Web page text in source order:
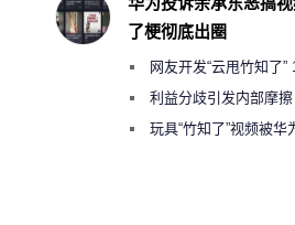
了梗彻底出圈
网友开发“云甩竹知了”
绕梁”利益分歧引发内部摩
曾将华为驻场工程师驱逐
玩具“竹知了”视频被华